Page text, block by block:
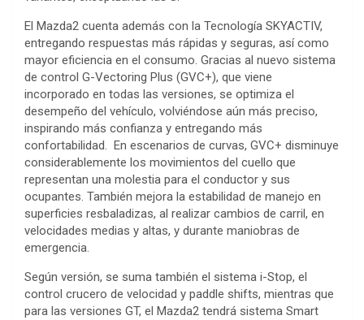
El Mazda2 cuenta además con la Tecnología SKYACTIV,
entregando respuestas más rápidas y seguras, así como
mayor eficiencia en el consumo. Gracias al nuevo sistema
de control G-Vectoring Plus (GVC+), que viene
incorporado en todas las versiones, se optimiza el
desempeño del vehículo, volviéndose aún más preciso,
inspirando más confianza y entregando más
confortabilidad. En escenarios de curvas, GVC+ disminuye
considerablemente los movimientos del cuello que
representan una molestia para el conductor y sus
ocupantes. También mejora la estabilidad de manejo en
superficies resbaladizas, al realizar cambios de carril, en
velocidades medias y altas, y durante maniobras de
emergencia.
Según versión, se suma también el sistema i-Stop, el
control crucero de velocidad y paddle shifts, mientras que
para las versiones GT, el Mazda2 tendrá sistema Smart